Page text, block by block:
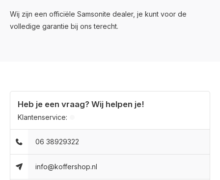
Wij zijn een officiële Samsonite dealer, je kunt voor de
volledige garantie bij ons terecht.
Heb je een vraag? Wij helpen je!
Klantenservice:
06 38929322
info@koffershop.nl